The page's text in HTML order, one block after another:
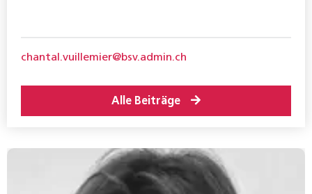
chantal.vuillemier@bsv.admin.ch
Alle Beiträge